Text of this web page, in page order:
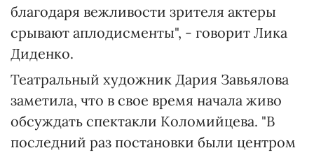
благодаря вежливости зрителя актеры
срывают аплодисменты", - говорит Лика
Диденко.
Театральный художник Дария Завьялова
заметила, что в свое время начала живо
обсуждать спектакли Коломийцева. "В
последний раз постановки были центром